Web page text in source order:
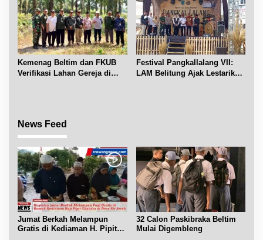
Kemenag Beltim dan FKUB
Verifikasi Lahan Gereja di
Festival Pangkallalang VII:
LAM Belitung Ajak Lestarikan
News Feed
Jumat Berkah Melampun
Gratis di Kediaman H. Pipit
32 Calon Paskibraka Beltim
Mulai Digembleng